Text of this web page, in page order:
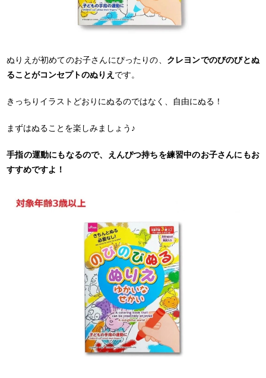
ぬりえが初めてのお子さんにぴったりの、 クレヨンでのびのびとぬ
ることがコンセプトのぬりえ です。
きっちりイラストどおりにぬるのではなく、自由にぬる！
まずはぬることを楽しみましょう♪
手指の運動にもなるので、えんぴつ持ちを練習中のお子さんにもお
すすめですよ！